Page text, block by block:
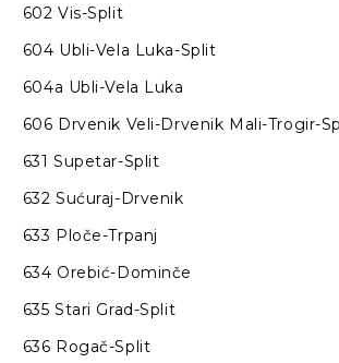
602 Vis-Split
604 Ubli-Vela Luka-Split
604a Ubli-Vela Luka
606 Drvenik Veli-Drvenik Mali-Trogir-
631 Supetar-Split
632 Sućuraj-Drvenik
633 Ploče-Trpanj
634 Orebić-Dominče
635 Stari Grad-Split
636 Rogač-Split